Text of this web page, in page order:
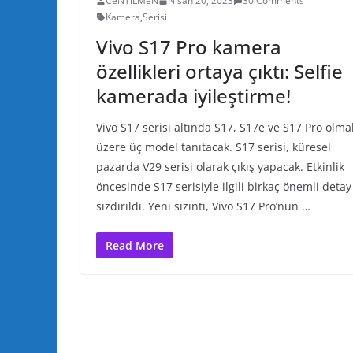
Kamera,Serisi
Vivo S17 Pro kamera
özellikleri ortaya çıktı: Selfie
kamerada iyileştirme!
Vivo S17 serisi altında S17, S17e ve S17 Pro
üzere üç model tanıtacak. S17 serisi, küresel
pazarda V29 serisi olarak çıkış yapacak. Etkinlik
öncesinde S17 serisiyle ilgili birkaç önemli detay
sızdırıldı. Yeni sızıntı, Vivo S17 Pro’nun …
Read More